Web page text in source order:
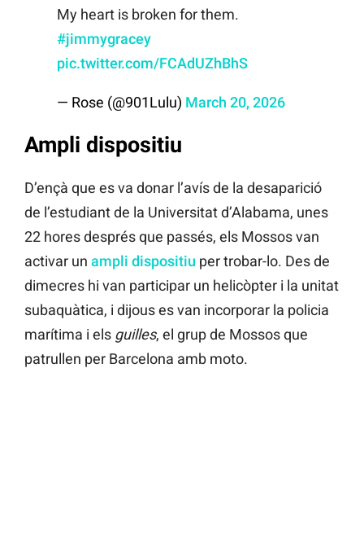
My heart is broken for them.
#jimmygracey
pic.twitter.com/FCAdUZhBhS
— Rose (@901Lulu) March 20, 2026
Ampli dispositiu
D’ençà que es va donar l’avís de la desaparició
de l’estudiant de la Universitat d’Alabama, unes
22 hores després que passés, els Mossos van
activar un ampli dispositiu per trobar-lo. Des de
dimecres hi van participar un helicòpter i la unitat
subaquàtica, i dijous es van incorporar la policia
marítima i els guilles, el grup de Mossos que
patrullen per Barcelona amb moto.